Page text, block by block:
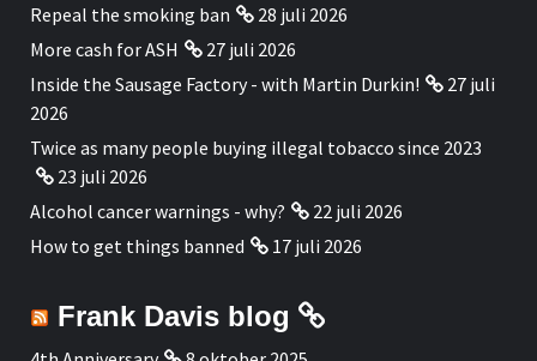
Repeal the smoking ban
28 juli 2026
More cash for ASH
27 juli 2026
Inside the Sausage Factory - with Martin Durkin!
27 juli
2026
Twice as many people buying illegal tobacco since 2023
23 juli 2026
Alcohol cancer warnings - why?
22 juli 2026
How to get things banned
17 juli 2026
Frank Davis blog